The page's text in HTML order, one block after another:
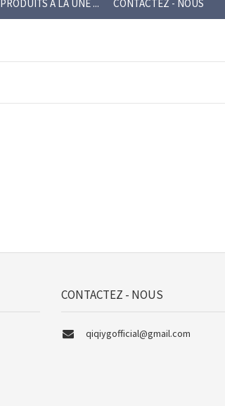
PRODUITS À LA UNE ... CONTACTEZ - NOUS
CONTACTEZ - NOUS
qiqiygofficial@gmail.com